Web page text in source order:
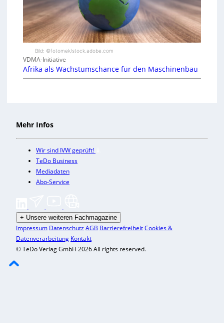
Bild: ©fotomek/stock.adobe.com
VDMA-Initiative
Afrika als Wachstumschance für den Maschinenbau
Mehr Infos
Wir sind IVW geprüft!
TeDo Business
Mediadaten
Abo-Service
+ Unsere weiteren Fachmagazine
Impressum DatenschutzAGB BarrierefreiheitCookies &
Datenverarbeitung Kontakt
© TeDo Verlag GmbH 2026 All rights reserved.